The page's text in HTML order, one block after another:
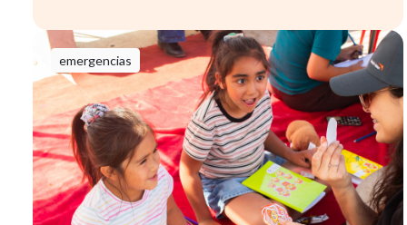
emergencias